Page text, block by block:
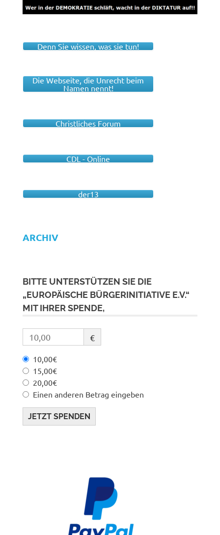
Denn Sie wissen, was sie tun!
Die Webseite, die Unrecht beim
Namen nennt!
Christliches Forum
CDL - Online
der13
ARCHIV
BITTE UNTERSTÜTZEN SIE DIE
„EUROPÄISCHE BÜRGERINITIATIVE E.V.“
MIT IHRER SPENDE,
€
10,00€
15,00€
20,00€
Einen anderen Betrag eingeben
JETZT SPENDEN